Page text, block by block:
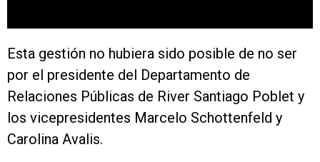
Esta gestión no hubiera sido posible de no ser
por el presidente del Departamento de
Relaciones Públicas de River Santiago Poblet y
los vicepresidentes Marcelo Schottenfeld y
Carolina Avalis.